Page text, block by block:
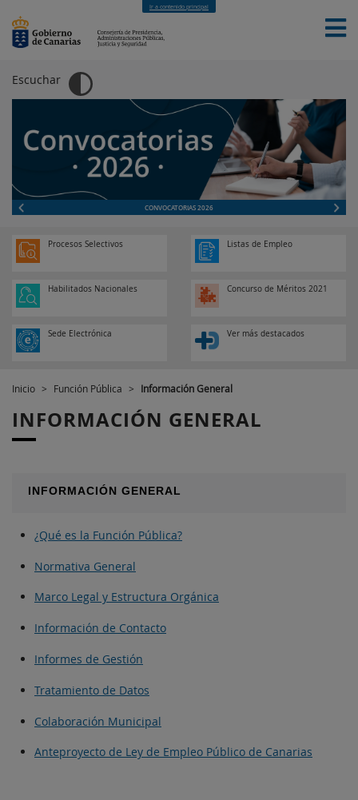
Ir a contenido principal
INICIO LA CONSEJERÍA LA DIRECCIÓN GENERAL
Escuchar
CONVOCATORIAS 2026
Procesos Selectivos Listas de Empleo
Habilitados Nacionales Concurso de Méritos 2021
Sede Electrónica Ver más destacados
Inicio > Función Pública > Información General
INFORMACIÓN GENERAL
INFORMACIÓN GENERAL
¿Qué es la Función Pública?
Normativa General
Marco Legal y Estructura Orgánica
Información de Contacto
Informes de Gestión
Tratamiento de Datos
Colaboración Municipal
Anteproyecto de Ley de Empleo Público de Canarias